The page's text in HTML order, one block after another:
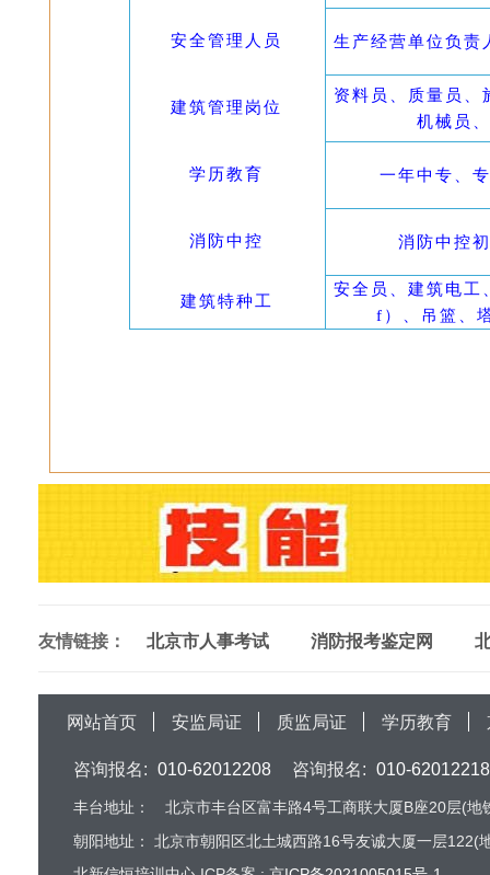
安全管理人员 生产经营单位负责
建筑管理岗位
资料员、质量员、
机械员
学历教育 一年中专、
消防中控 消防中控
建筑特种工
安全员、建筑电工
f）、吊篮、
友情链接： 北京市人事考试 消防报考鉴定网
网站首页 安监局证 质监局证 学历教育
咨询报名: 010-62012208 咨询报名: 010-62012218
丰台地址：
北京市丰台区富丰路4号工商联大厦B座20层(
朝阳地址：
北京市朝阳区北土城西路16号友诚大厦一层122(